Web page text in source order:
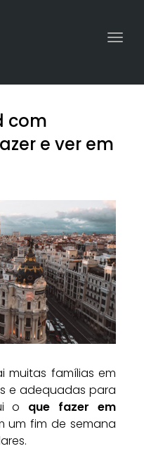
com
e ver em
muitas famílias em
e adequadas para
o que fazer em
um fim de semana